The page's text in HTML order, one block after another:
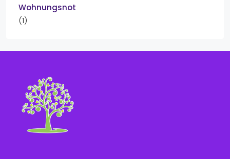
Wohnungsnot
(1)